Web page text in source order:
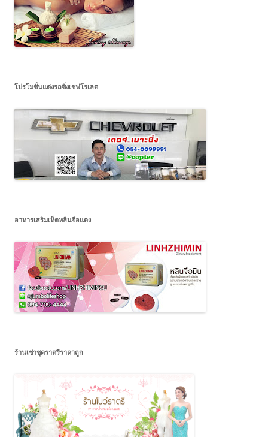
โปรโมชั่นแต่งรถซิ่งเชฟโรเลต
อาหารเสริมเห็ดหลินจือแดง
ร้านเช่าชุดราตรีราคาถูก